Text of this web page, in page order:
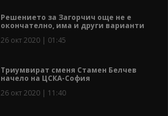
Решението за Загорчич още не е
окончателно, има и други варианти
26 окт 2020 | 01:45
Триумвират сменя Стамен Белчев
начело на ЦСКА-София
26 окт 2020 | 11:40